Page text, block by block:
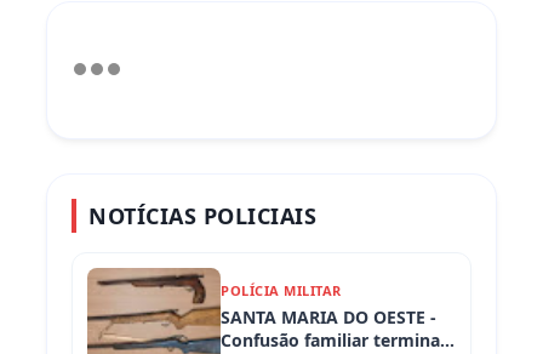
NOTÍCIAS POLICIAIS
POLÍCIA MILITAR
SANTA MARIA DO OESTE -
Confusão familiar termina